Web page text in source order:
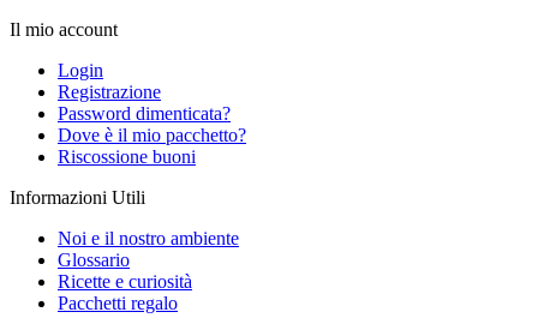
Il mio account
Login
Registrazione
Password dimenticata?
Dove è il mio pacchetto?
Riscossione buoni
Informazioni Utili
Noi e il nostro ambiente
Glossario
Ricette e curiosità
Pacchetti regalo